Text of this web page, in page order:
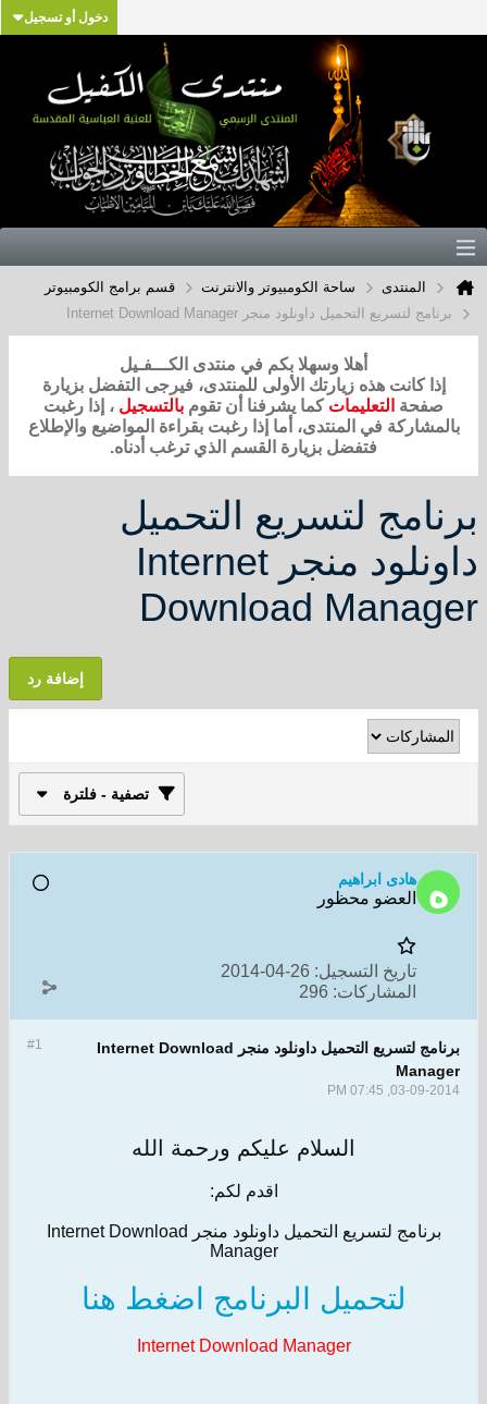
دخول أو تسجيل
المنتدى ساحة الكومبيوتر والانترنت
قسم برامج الكومبيوتر
برنامج لتسريع التحميل داونلود منجر Internet Download Manager
أهلا وسهلا بكم في منتدى الكـــفـيل
إذا كانت هذه زيارتك الأولى للمنتدى، فيرجى التفضل بزيارة
صفحة التعليمات كما يشرفنا أن تقوم بالتسجيل ، إذا رغبت
بالمشاركة في المنتدى، أما إذا رغبت بقراءة المواضيع والإطلاع
فتفضل بزيارة القسم الذي ترغب أدناه.
برنامج لتسريع التحميل
داونلود منجر Internet
Download Manager
إضافة رد
تصفية - فلترة
هادى ابراهيم
العضو محظور
تاريخ التسجيل: 26-04-2014
المشاركات: 296
#1
برنامج لتسريع التحميل داونلود منجر Internet Download
Manager
03-09-2014, 07:45 PM
السلام عليكم ورحمة الله
اقدم لكم:
برنامج لتسريع التحميل داونلود منجر Internet Download
Manager
لتحميل البرنامج اضغط هنا
Internet Download Manager